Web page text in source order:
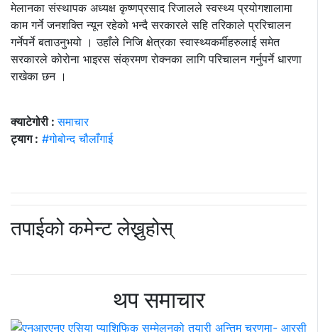
मेलानका संस्थापक अध्यक्ष कृष्णप्रसाद रिजालले स्वस्थ्य प्रयोगशालामा
काम गर्ने जनशक्ति न्यून रहेको भन्दै सरकारले सहि तरिकाले प्ररिचालन
गर्नेपर्ने बताउनुभयो । उहाँले निजि क्षेत्रका स्वास्थ्यकर्मीहरुलाई समेत
सरकारले कोरोना भाइरस संक्रमण रोक्नका लागि परिचालन गर्नुपर्ने धारणा
राखेका छन ।
क्याटेगोरी :समाचार
ट्याग : #गोबोन्द चौलाँगाई
तपाईको कमेन्ट लेख्नुहोस्
थप समाचार